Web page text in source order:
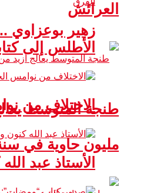
العرائش
مليون حاوية في
زهير
الأطلس إلى
الاختلاف من
الأستاذ عبد